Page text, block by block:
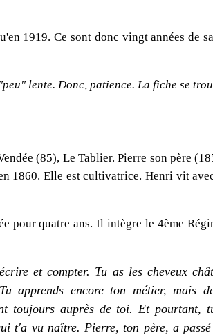
1919. Ce sont donc vingt années de
lente. Donc, patience. La fiche se
(85), Le Tablier. Pierre son père
1860. Elle est cultivatrice. Henri vit
pour quatre ans. Il intègre le 4ème
et compter. Tu as les cheveux
apprends encore ton métier, mais
toujours auprès de toi. Et pourtant,
t'a vu naître. Pierre, ton père, a